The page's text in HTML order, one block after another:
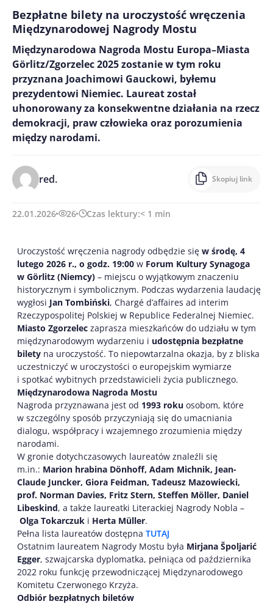
Bezpłatne bilety na uroczystość wręczenia
Międzynarodowej Nagrody Mostu
Międzynarodowa Nagroda Mostu Europa–Miasta
Görlitz/Zgorzelec 2025 zostanie w tym roku
przyznana Joachimowi Gauckowi, byłemu
prezydentowi Niemiec. Laureat został
uhonorowany za konsekwentne działania na rzecz
demokracji, praw człowieka oraz porozumienia
między narodami.
red. Skopiuj link
22.01.2026 26 Czas lektury:< 1 min
Uroczystość wręczenia nagrody odbędzie się w środę, 4
lutego 2026 r., o godz. 19:00 w Forum Kultury Synagoga
w Görlitz (Niemcy) – miejscu o wyjątkowym znaczeniu
historycznym i symbolicznym. Podczas wydarzenia laudację
wygłosi Jan Tombiński, Chargé d’affaires ad interim
Rzeczypospolitej Polskiej w Republice Federalnej Niemiec.
Miasto Zgorzelec zaprasza mieszkańców do udziału w tym
międzynarodowym wydarzeniu i udostępnia bezpłatne
bilety na uroczystość. To niepowtarzalna okazja, by z bliska
uczestniczyć w uroczystości o europejskim wymiarze
i spotkać wybitnych przedstawicieli życia publicznego.
Międzynarodowa Nagroda Mostu
Nagroda przyznawana jest od 1993 roku osobom, które
w szczególny sposób przyczyniają się do umacniania
dialogu, współpracy i wzajemnego zrozumienia między
narodami.
W gronie dotychczasowych laureatów znaleźli się
m.in.: Marion hrabina Dönhoff, Adam Michnik, Jean-
Claude Juncker, Giora Feidman, Tadeusz Mazowiecki,
prof. Norman Davies, Fritz Stern, Steffen Möller, Daniel
Libeskind, a także laureatki Literackiej Nagrody Nobla –
Olga Tokarczuk i Herta Müller.
Pełna lista laureatów dostępna TUTAJ
Ostatnim laureatem Nagrody Mostu była Mirjana Špoljarić
Egger, szwajcarska dyplomatka, pełniąca od października
2022 roku funkcję przewodniczącej Międzynarodowego
Komitetu Czerwonego Krzyża.
Odbiór bezpłatnych biletów